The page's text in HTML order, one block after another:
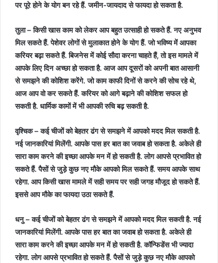
पर पूरे होने के योग बन रहे हैं. जमीन-जायदाद से फायदा हो सकता है.
तुला – किसी खास काम को लेकर आप बहुत उत्साही हो सकते हैं. नए अनुभव
मिल सकते हैं. पेशेवर लोगों से मुलाकात होने के योग हैं. जो भविष्य में आपका
करियर बढ़ा सकते हैं. बिजनेस में कोई सौदा करना चाहते हैं, तो इस मामले में
आपके लिए दिन अच्छा हो सकता है. आज आप दूसरों को अपनी बात आसानी
से समझने की कोशिश करेंगे. जो काम काफी दिनों से करने की सोच रहे थे,
आज आप वो कर सकते हैं. करियर को आगे बढ़ाने की कोशिश सफल हो
सकती है. धार्मिक कामों में भी आपकी रुचि बढ़ सकती है.
वृश्चिक – कई चीजों को बेहतर ढंग से समझने में आपको मदद मिल सकती है.
नई जानकारियां मिलेंगी. आपके पास हर बात का जवाब हो सकता है. अकेले ही
सारा काम करने की इच्छा आपके मन में हो सकती है. लोग आपसे प्रभावित हो
सकते हैं. पैसों से जुड़े कुछ नए मौके आपको मिल सकते हैं. समय आपके साथ
रहेगा. आप किसी खास मामले में सही समय पर सही जगह मौजूद हो सकते हैं.
इससे आप मौके का फायदा उठा सकते हैं.
धनु – कई चीजों को बेहतर ढंग से समझने में आपको मदद मिल सकती है. नई
जानकारियां मिलेंगी. आपके पास हर बात का जवाब हो सकता है. अकेले ही
सारा काम करने की इच्छा आपके मन में हो सकती है. कॉन्फिडेंस भी ज्यादा
रहेगा. लोग आपसे प्रभावित हो सकते हैं. पैसों से जुड़े कुछ नए मौके आपको